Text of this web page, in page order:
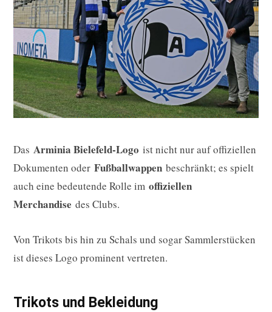
Das Arminia Bielefeld-Logo ist nicht nur auf offiziellen
Dokumenten oder Fußballwappen beschränkt; es spielt
auch eine bedeutende Rolle im offiziellen
Merchandise des Clubs.
Von Trikots bis hin zu Schals und sogar Sammlerstücken
ist dieses Logo prominent vertreten.
Trikots und Bekleidung